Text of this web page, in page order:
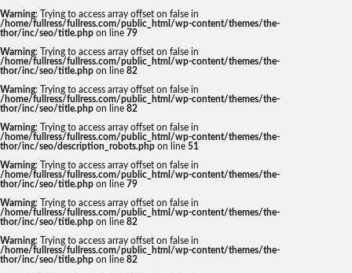
Warning: Trying to access array offset on false in
/home/fullress/fullress.com/public_html/wp-content/themes/the-
thor/inc/seo/title.php on line 79
Warning: Trying to access array offset on false in
/home/fullress/fullress.com/public_html/wp-content/themes/the-
thor/inc/seo/title.php on line 82
Warning: Trying to access array offset on false in
/home/fullress/fullress.com/public_html/wp-content/themes/the-
thor/inc/seo/title.php on line 82
Warning: Trying to access array offset on false in
/home/fullress/fullress.com/public_html/wp-content/themes/the-
thor/inc/seo/description_robots.php on line 51
Warning: Trying to access array offset on false in
/home/fullress/fullress.com/public_html/wp-content/themes/the-
thor/inc/seo/title.php on line 79
Warning: Trying to access array offset on false in
/home/fullress/fullress.com/public_html/wp-content/themes/the-
thor/inc/seo/title.php on line 82
Warning: Trying to access array offset on false in
/home/fullress/fullress.com/public_html/wp-content/themes/the-
thor/inc/seo/title.php on line 82